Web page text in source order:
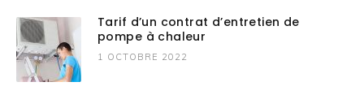
Tarif d’un contrat d’entretien de
pompe à chaleur
1 OCTOBRE 2022